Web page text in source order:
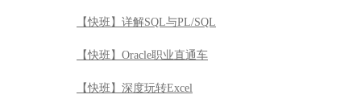
【快班】详解SQL与PL/SQL
【快班】Oracle职业直通车
【快班】深度玩转Excel